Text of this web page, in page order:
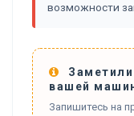
возможности
вашей
Запишитесь на